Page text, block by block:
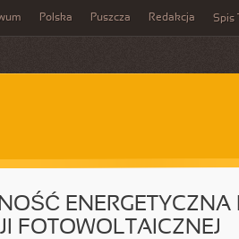
Polska Puszcza Redakcja Spis
ENERGETYCZNA
FOTOWOLTAICZNEJ